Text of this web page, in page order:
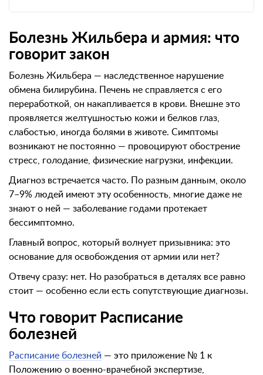
Болезнь Жильбера и армия: что
говорит закон
Болезнь Жильбера — наследственное нарушение
обмена билирубина. Печень не справляется с его
переработкой, он накапливается в крови. Внешне это
проявляется желтушностью кожи и белков глаз,
слабостью, иногда болями в животе. Симптомы
возникают не постоянно — провоцируют обострение
стресс, голодание, физические нагрузки, инфекции.
Диагноз встречается часто. По разным данным, около
7–9% людей имеют эту особенность, многие даже не
знают о ней — заболевание годами протекает
бессимптомно.
Главный вопрос, который волнует призывника: это
основание для освобождения от армии или нет?
Отвечу сразу: нет. Но разобраться в деталях все равно
стоит — особенно если есть сопутствующие диагнозы.
Что говорит Расписание
болезней
Расписание болезней — это приложение № 1 к
Положению о военно-врачебной экспертизе,